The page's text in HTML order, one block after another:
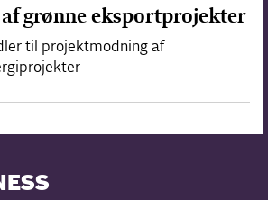
grønne eksportprojekter
til projektmodning af